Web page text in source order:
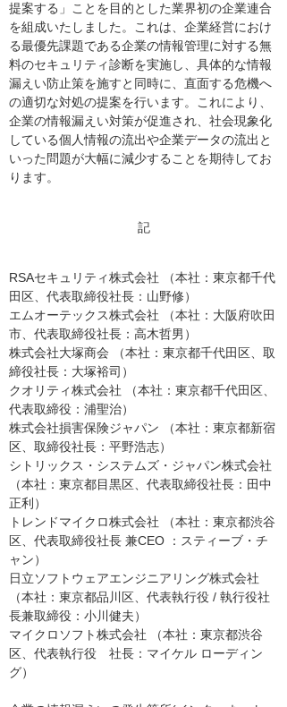
提案する」ことを目的とした業界初の企業連合
を組成いたしました。これは、企業経営におけ
る最優先課題である企業の情報管理に対する無
料のセキュリティ診断を実施し、具体的な情報
漏えい防止策を施すと同時に、直面する危機へ
の適切な対処の提案を行います。これにより、
企業の情報漏えい対策が促進され、社会現象化
している個人情報の流出や企業データの流出と
いった問題が大幅に減少することを期待してお
ります。
記
RSAセキュリティ株式会社 （本社：東京都千代
田区、代表取締役社長：山野修）
エムオーテックス株式会社 （本社：大阪府吹田
市、代表取締役社長：高木哲男）
株式会社大塚商会 （本社：東京都千代田区、取
締役社長：大塚裕司）
クオリティ株式会社 （本社：東京都千代田区、
代表取締役：浦聖治）
株式会社損害保険ジャパン （本社：東京都新宿
区、取締役社長：平野浩志）
シトリックス・システムズ・ジャパン株式会社
（本社：東京都目黒区、代表取締役社長：田中
正利）
トレンドマイクロ株式会社 （本社：東京都渋谷
区、代表取締役社長 兼CEO ：スティーブ・チ
ャン）
日立ソフトウェアエンジニアリング株式会社
（本社：東京都品川区、代表執行役 / 執行役社
長兼取締役：小川健夫）
マイクロソフト株式会社 （本社：東京都渋谷
区、代表執行役 社長：マイケル ローディン
グ）